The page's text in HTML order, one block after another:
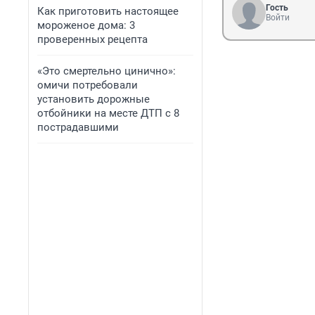
Как приготовить настоящее
мороженое дома: 3
проверенных рецепта
«Это смертельно цинично»:
омичи потребовали
установить дорожные
отбойники на месте ДТП с 8
пострадавшими
Гость
Войти